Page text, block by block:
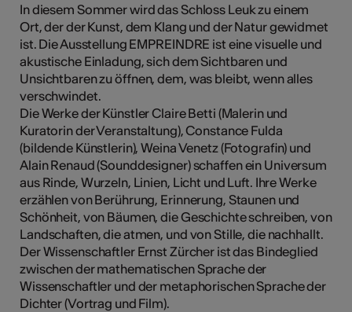
In diesem Sommer wird das Schloss Leuk zu einem
Ort, der der Kunst, dem Klang und der Natur gewidmet
ist. Die Ausstellung EMPREINDRE ist eine visuelle und
akustische Einladung, sich dem Sichtbaren und
Unsichtbaren zu öffnen, dem, was bleibt, wenn alles
verschwindet.
Die Werke der Künstler Claire Betti (Malerin und
Kuratorin der Veranstaltung), Constance Fulda
(bildende Künstlerin), Weina Venetz (Fotografin) und
Alain Renaud (Sounddesigner) schaffen ein Universum
aus Rinde, Wurzeln, Linien, Licht und Luft. Ihre Werke
erzählen von Berührung, Erinnerung, Staunen und
Schönheit, von Bäumen, die Geschichte schreiben, von
Landschaften, die atmen, und von Stille, die nachhallt.
Der Wissenschaftler Ernst Zürcher ist das Bindeglied
zwischen der mathematischen Sprache der
Wissenschaftler und der metaphorischen Sprache der
Dichter (Vortrag und Film).